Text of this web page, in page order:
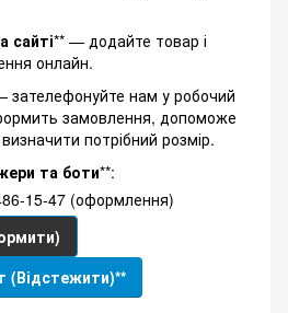
сайті** — додайте товар і
онлайн.
зателефонуйте нам у робочий
замовлення, допоможе
потрібний розмір.
та боти**:
15-47 (оформлення)
(Відстежити)**